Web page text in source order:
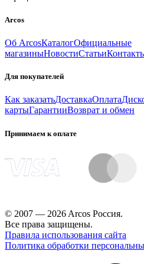
Arcos
Об ArcosКаталогОфициальные
магазиныНовостиСтатьи
Для покупателей
Как заказатьДоставкаОплата
картыГарантииВозврат и обмен
Принимаем к оплате
© 2007 — 2026 Arcos Россия.
Все права защищены.
Правила использования сайта
Политика обработки